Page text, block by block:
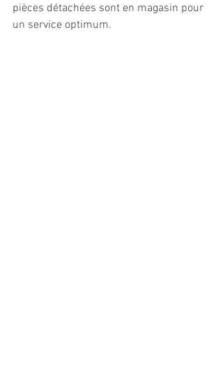
pièces détachées sont en magasin pour
un service optimum.